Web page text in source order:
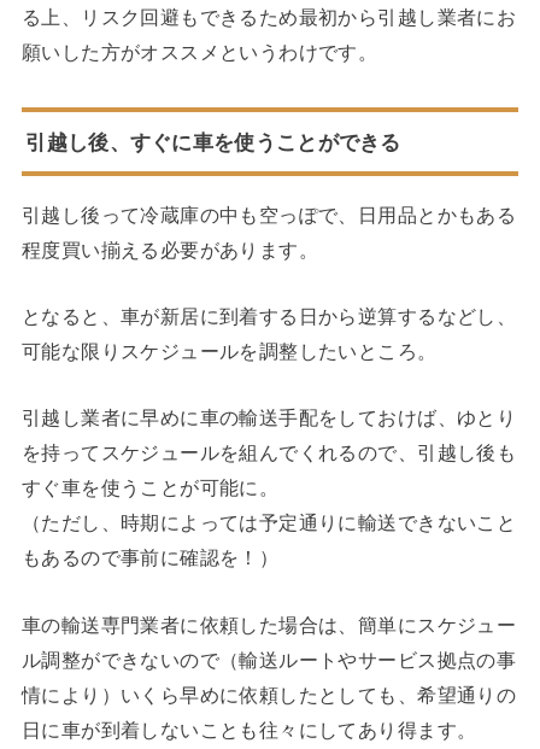
る上、リスク回避もできるため最初から引越し業者にお
願いした方がオススメというわけです。
引越し後、すぐに車を使うことができる
引越し後って冷蔵庫の中も空っぽで、日用品とかもある
程度買い揃える必要があります。
となると、車が新居に到着する日から逆算するなどし、
可能な限りスケジュールを調整したいところ。
引越し業者に早めに車の輸送手配をしておけば、ゆとり
を持ってスケジュールを組んでくれるので、引越し後も
すぐ車を使うことが可能に。
（ただし、時期によっては予定通りに輸送できないこと
もあるので事前に確認を！）
車の輸送専門業者に依頼した場合は、簡単にスケジュー
ル調整ができないので（輸送ルートやサービス拠点の事
情により）いくら早めに依頼したとしても、希望通りの
日に車が到着しないことも往々にしてあり得ます。